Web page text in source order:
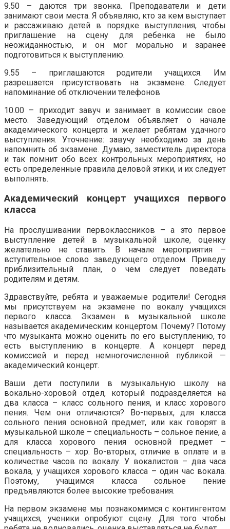
9.50 – даются три звонка. Преподаватели и дети
занимают свои места. Я объявляю, кто за кем выступает
и рассаживаю детей в порядке выступления, чтобы
приглашение на сцену для ребенка не было
неожиданностью, и он мог морально и заранее
подготовиться к выступлению.
9.55 – приглашаются родители учащихся. Им
разрешается присутствовать на экзамене. Следует
напоминание об отключении телефонов
10.00 – приходит завуч и занимает в комиссии свое
место. Заведующий отделом объявляет о начале
академического концерта и желает ребятам удачного
выступления. Уточнение: завучу необходимо за день
напомнить об экзамене. Думаю, заместитель директора
и так помнит обо всех контрольных мероприятиях, но
есть определенные правила деловой этики, и их следует
выполнять.
Академический концерт учащихся первого
класса
На прослушивании первоклассников – а это первое
выступление детей в музыкальной школе, оценку
желательно не ставить. В начале мероприятия –
вступительное слово заведующего отделом. Приведу
приблизительный план, о чем следует поведать
родителям и детям.
Здравствуйте, ребята и уважаемые родители! Сегодня
мы присутствуем на экзамене по вокалу учащихся
первого класса. Экзамен в музыкальной школе
называется академическим концертом. Почему? Потому
что музыканта можно оценить по его выступлению, то
есть выступлению в концерте. А концерт перед
комиссией и перед немногочисленной публикой —
академический концерт.
Ваши дети поступили в музыкальную школу на
вокально-хоровой отдел, который подразделяется на
два класса – класс сольного пения, и класс хорового
пения. Чем они отличаются? Во-первых, для класса
сольного пения основной предмет, или как говорят в
музыкальной школе – специальность – сольное пение, а
для класса хорового пения основной предмет –
специальность – хор. Во-вторых, отличие в оплате и в
количестве часов по вокалу. У вокалистов – два часа
вокала, у учащихся хорового класса – один час вокала.
Поэтому, учащимся класса сольное пение
предъявляются более высокие требования.
На первом экзамене мы познакомимся с контингентом
учащихся, ученики опробуют сцену. Для того чтобы